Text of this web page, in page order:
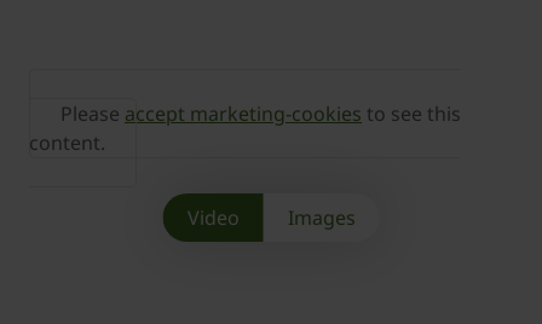
Please accept marketing-cookies to see this
content.
Video Images